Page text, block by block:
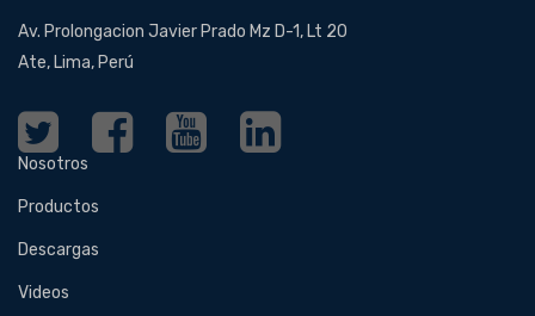
Av. Prolongacion Javier Prado Mz D-1, Lt 20
Ate, Lima, Perú
Nosotros
Productos
Descargas
Videos